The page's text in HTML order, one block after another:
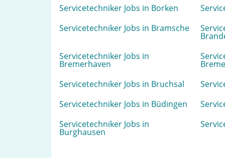
Servicetechniker Jobs in Borken
Servicetechniker Jobs in Bramsche
Servicetechniker Jobs in
Bremerhaven
Servicetechniker Jobs in Bruchsal
Servicetechniker Jobs in Büdingen
Servicetechniker Jobs in
Burghausen